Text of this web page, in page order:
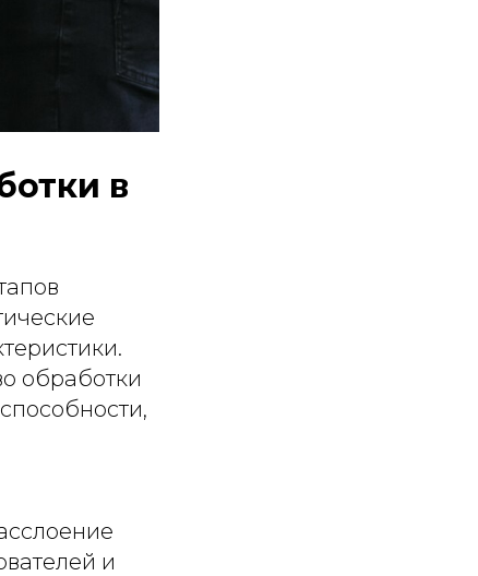
в
обработки
и